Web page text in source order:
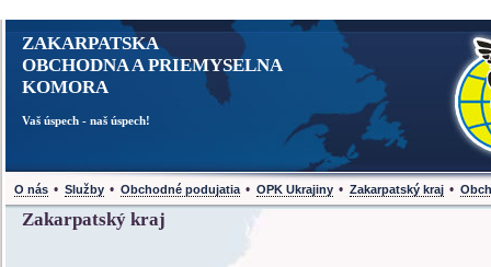
ZAKARPATSKA
OBCHODNA A PRIEMYSELNA
KOMORA
Vaš úspech - naš úspech!
O nás • Služby • Obchodné podujatia • OPK Ukrajiny • Zakarpatský kraj •
Zakarpatský kraj